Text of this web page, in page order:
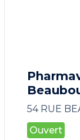
54 RUE
Ouvert